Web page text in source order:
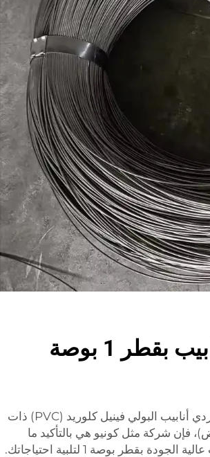
أفضل الموردين للأنابيب بقطر 1 بوصة
إذا كنت تبحث عن بعض من أفضل موردي أنابيب البولي فينيل كلوريد (PVC) ذات
بوصة 1" - جدول 40 (أبيض)، فإن شركة مثل كونيو هي بالتأكيد ما
تحتاجه. توفر كونيو جميع أنواع الأنابيب عالية الجودة بقطر بوصة 1 لتلبية احتياجاتك.